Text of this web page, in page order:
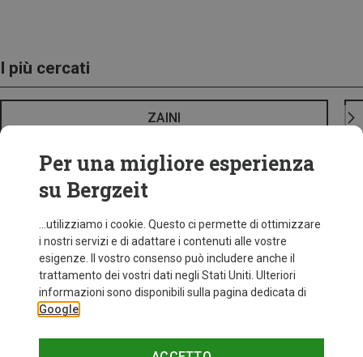
I più cercati
ZAINI
Per una migliore esperienza
su Bergzeit
...utilizziamo i cookie. Questo ci permette di ottimizzare
i nostri servizi e di adattare i contenuti alle vostre
esigenze. Il vostro consenso può includere anche il
trattamento dei vostri dati negli Stati Uniti. Ulteriori
informazioni sono disponibili sulla pagina dedicata di
Google